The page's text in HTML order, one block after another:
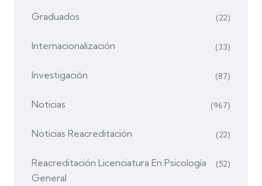
Graduados (22)
Internacionalización (33)
Investigación (87)
Noticias (967)
Noticias Reacreditación (22)
Reacreditación Licenciatura En Psicología
General
(52)